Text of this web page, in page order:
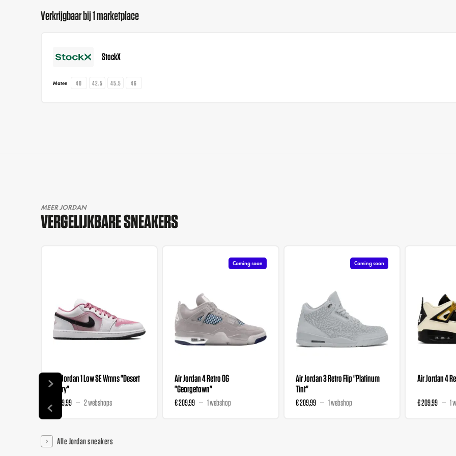
Verkrijgbaar bij 1 marketplace
StockX
Maten 40 42.5 45.5 46
MEER JORDAN
VERGELIJKBARE SNEAKERS
Air Jordan 1 Low SE Wmns "Desert
Berry"
€ 139,99 2 webshops
Coming soon
Air Jordan 4 Retro OG
"Georgetown"
€ 209,99 1 webshop
Coming soon
Air Jordan 3 Retro Flip "Platinum
Tint"
€ 209,99 1 webshop
Air Jordan 4
€ 209,99 1
Alle Jordan sneakers